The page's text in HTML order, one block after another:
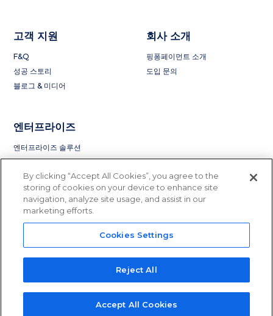
고객 지원
F&Q
성공 스토리
블로그 & 미디어
회사 소개
핑퐁페이먼트 소개
도입 문의
엔터프라이즈
엔터프라이즈 솔루션
Terms of Service
License and Regulation
Do Not Sell or Share My Information
© 2015 - 2023 PingPong Global Solutions Inc. All rights reserved.
PingPong Global Solution Inc is licensed to operate in41 statesin the
By clicking “Accept All Cookies”, you agree to the
storing of cookies on your device to enhance site
navigation, analyze site usage, and assist in our
marketing efforts.
Cookies Settings
Reject All
Accept All Cookies